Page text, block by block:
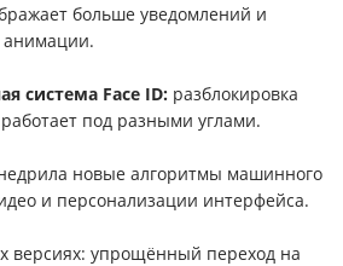
больше уведомлений и
анимации.
система Face ID: разблокировка
под разными углами.
новые алгоритмы машинного
и персонализации интерфейса.
версиях: упрощённый переход на